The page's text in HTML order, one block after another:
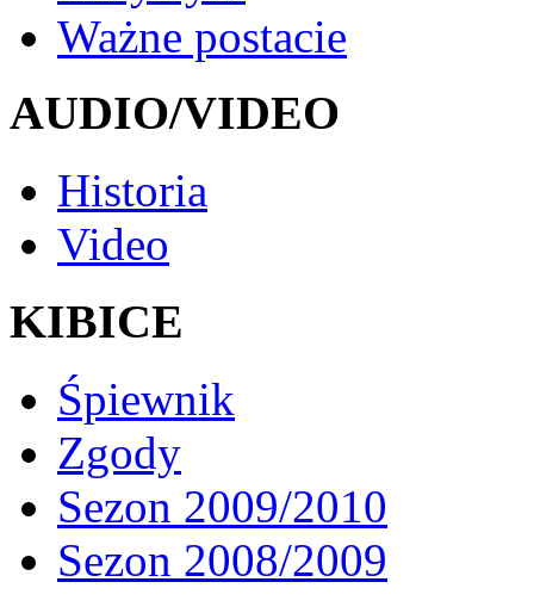
Ważne postacie
AUDIO/VIDEO
Historia
Video
KIBICE
Śpiewnik
Zgody
Sezon 2009/2010
Sezon 2008/2009